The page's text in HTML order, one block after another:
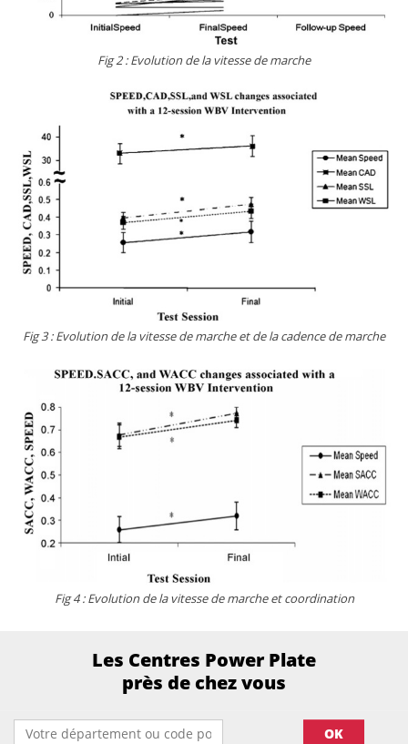
Fig 2 : Evolution de la vitesse de marche
Fig 3 : Evolution de la vitesse de marche et de la cadence de marche
Fig 4 : Evolution de la vitesse de marche et coordination
Les Centres Power Plate
près de chez vous
OK